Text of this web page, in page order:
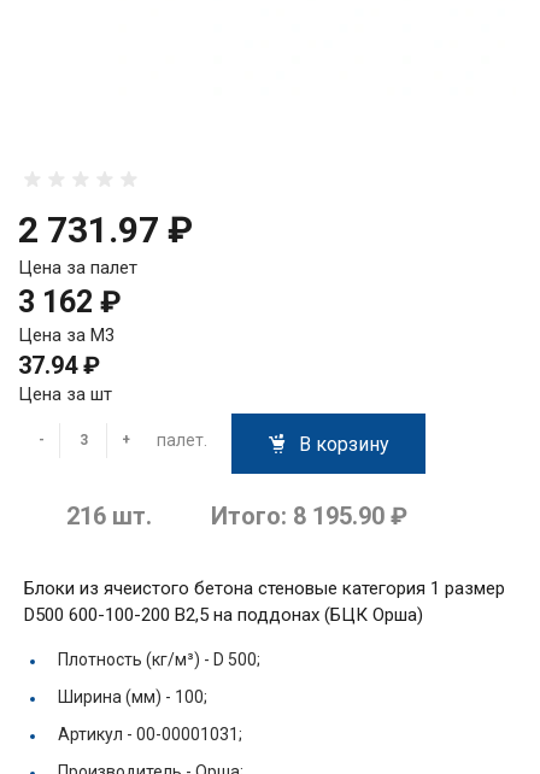
2 731.97 ₽
Цена за палет
3 162 ₽
Цена за М3
37.94 ₽
Цена за шт
- + палет. В корзину
216 шт. Итого: 8 195.90 ₽
Блоки из ячеистого бетона стеновые категория 1 размер
D500 600-100-200 В2,5 на поддонах (БЦК Орша)
Плотность (кг/м³) - D 500;
Ширина (мм) - 100;
Артикул - 00-00001031;